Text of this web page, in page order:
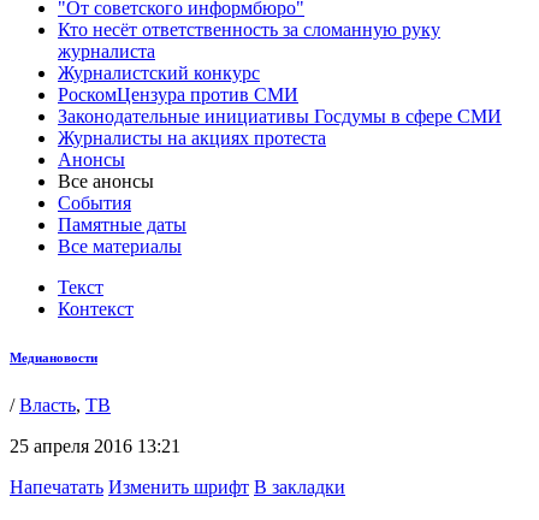
"От советского информбюро"
Кто несёт ответственность за сломанную руку
журналиста
Журналистский конкурс
РоскомЦензура против СМИ
Законодательные инициативы Госдумы в сфере СМИ
Журналисты на акциях протеста
Анонсы
Все анонсы
События
Памятные даты
Все материалы
Текст
Контекст
Медиановости
/Власть, ТВ
25 апреля 2016 13:21
Напечатать Изменить шрифт В закладки